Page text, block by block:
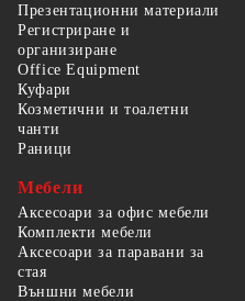
Презентационни материали
Регистриране и
организиране
Office Equipment
Куфари
Козметични и тоалетни
чанти
Раници
Мебели
Аксесоари за офис мебели
Комплекти мебели
Аксесоари за паравани за
стая
Външни мебели